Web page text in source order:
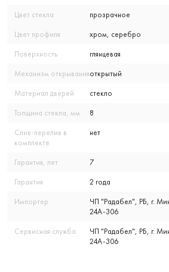
Цвет стекла прозрачное
Цвет профиля хром, серебро
Поверхность глянцевая
Механизм открыванияоткрытый
Материал дверей стекло
Толщина стекла, мм 8
Слив-перелив в
комплекте
нет
Гарантия, лет 7
Гарантия 2 года
Импортер
ЧП "Радабел", РБ, г.
24А-306
Сервисная служба
ЧП "Радабел", РБ, г.
24А-306